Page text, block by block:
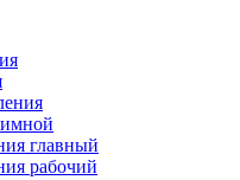
главный
рабочий